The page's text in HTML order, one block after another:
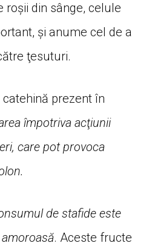
roşii din sânge, celule
şi anume cel de a
ţesuturi.
prezent în
împotriva acţiunii
care pot provoca
de stafide este
. Aceste fructe